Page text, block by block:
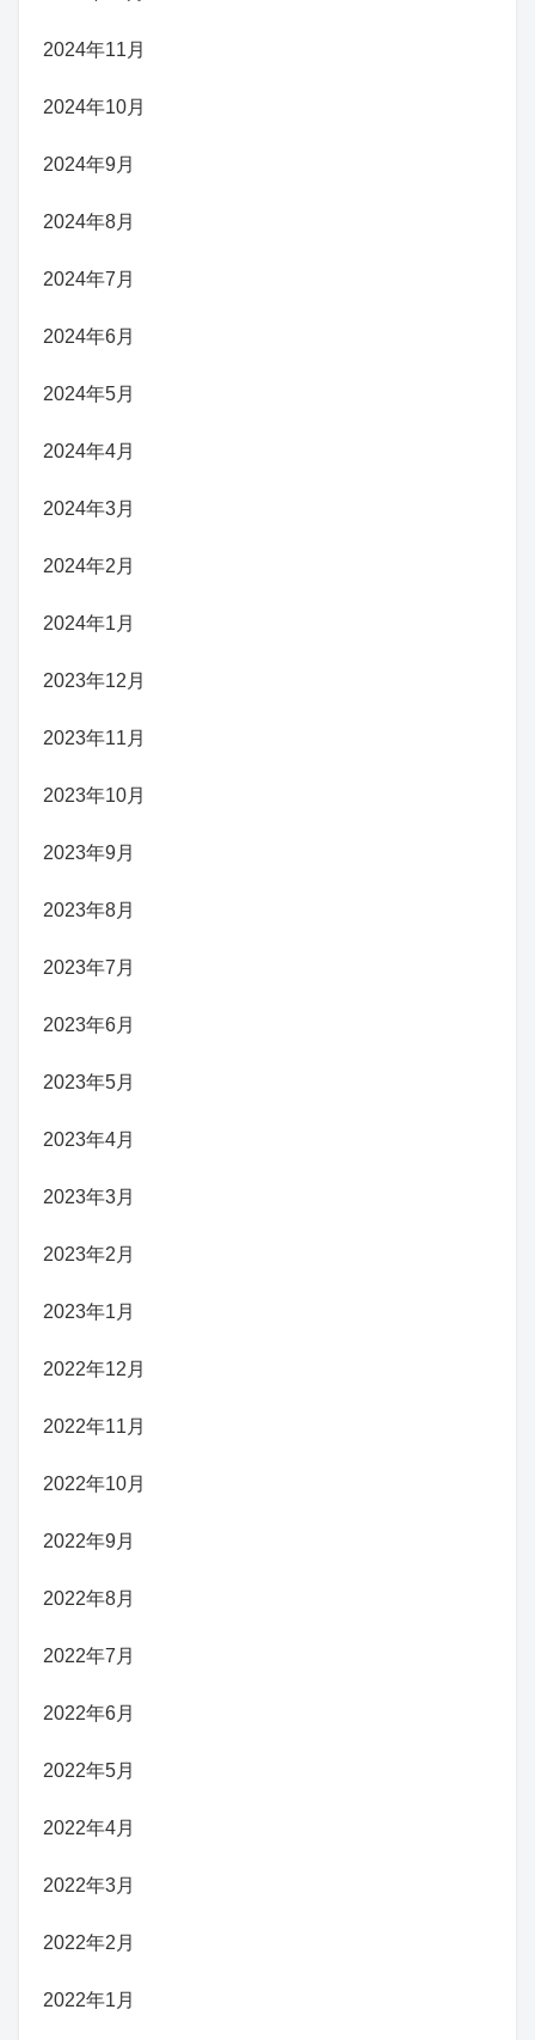
2024年11月
2024年10月
2024年9月
2024年8月
2024年7月
2024年6月
2024年5月
2024年4月
2024年3月
2024年2月
2024年1月
2023年12月
2023年11月
2023年10月
2023年9月
2023年8月
2023年7月
2023年6月
2023年5月
2023年4月
2023年3月
2023年2月
2023年1月
2022年12月
2022年11月
2022年10月
2022年9月
2022年8月
2022年7月
2022年6月
2022年5月
2022年4月
2022年3月
2022年2月
2022年1月